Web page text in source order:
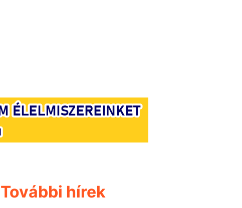
További hírek